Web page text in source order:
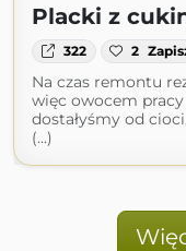
Placki z
322 2
Na czas remontu
więc owocem pracy
dostałyśmy od
(...)